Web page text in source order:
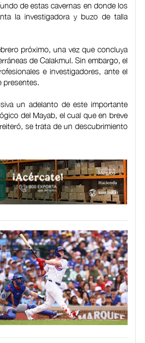
de estas cavernas en donde los
la investigadora y buzo de talla
próximo, una vez que concluya
de Calakmul. Sin embargo, el
e investigadores, ante el
presentes.
un adelanto de este importante
del Mayab, el cual que en breve
se trata de un descubrimiento